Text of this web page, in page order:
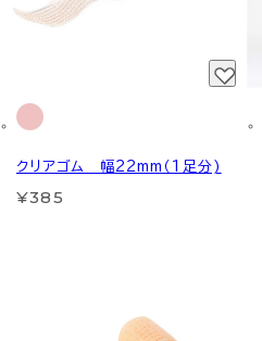
クリアゴム 幅22mm（1足分)
¥385